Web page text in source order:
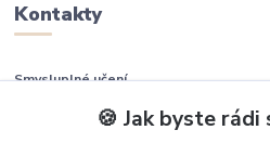
Kontakty
Smysluplné učení
+420 737 937 936🍪 Jak byste rádi